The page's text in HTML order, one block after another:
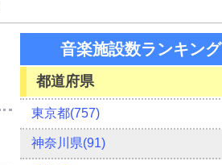
音楽施設数ランキング
都道府県
東京都(757)
神奈川県(91)